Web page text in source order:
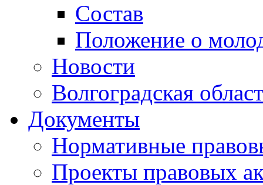
Состав
Положение о
Новости
Волгоградская
Документы
Нормативные
Проекты правовых